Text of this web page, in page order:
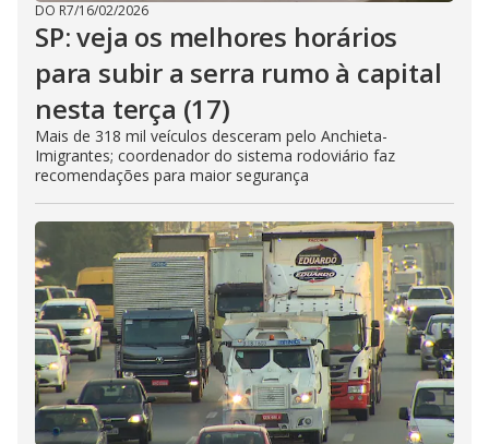
DO R7/16/02/2026
SP: veja os melhores horários
para subir a serra rumo à capital
nesta terça (17)
Mais de 318 mil veículos desceram pelo Anchieta-
Imigrantes; coordenador do sistema rodoviário faz
recomendações para maior segurança